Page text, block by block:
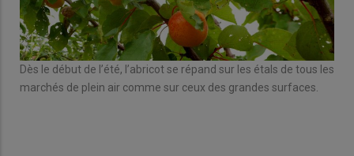
Dès le début de l’été, l’abricot se répand sur les étals de tous les
marchés de plein air comme sur ceux des grandes surfaces.